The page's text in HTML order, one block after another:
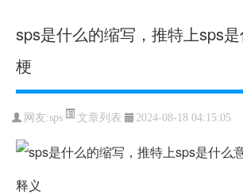
sps是什么的缩写，推特上sps
梗
网友:sps 文章列表 2024-08-18 04:15:05
释义